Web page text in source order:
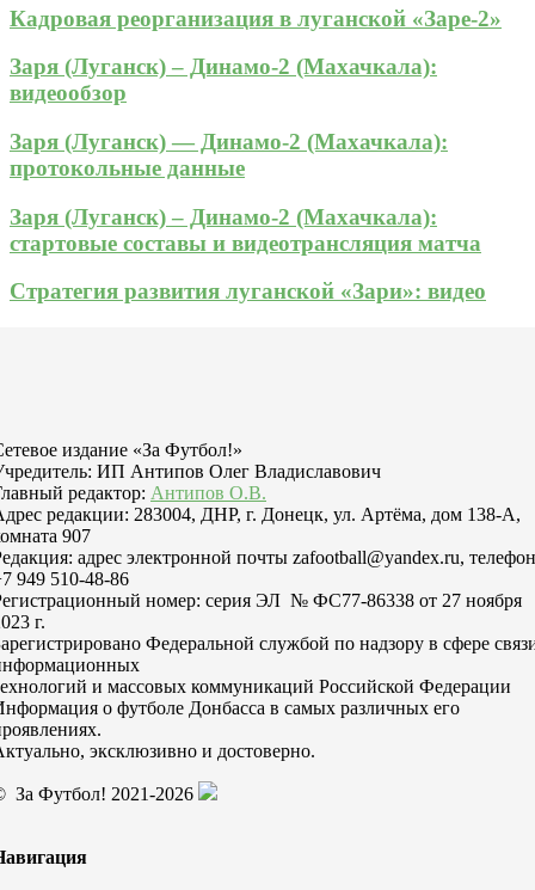
Кадровая реорганизация в луганской «Заре-2»
Заря (Луганск) – Динамо-2 (Махачкала):
видеообзор
Заря (Луганск) — Динамо-2 (Махачкала):
протокольные данные
Заря (Луганск) – Динамо-2 (Махачкала):
стартовые составы и видеотрансляция матча
Стратегия развития луганской «Зари»: видео
издание «За Футбол!»
ИП Антипов Олег Владиславович
редактор: Антипов О.В.
редакции: 283004, ДНР, г. Донецк, ул. Артёма, дом 138-А,
907
адрес электронной почты zafootball@yandex.ru, телефон
949 510-48-86
номер: серия ЭЛ № ФС77-86338 от 27 ноября
г.
Федеральной службой по надзору в сфере
и массовых коммуникаций Российской Федерации
о футболе Донбасса в самых различных его
эксклюзивно и достоверно.
За Футбол! 2021-2026